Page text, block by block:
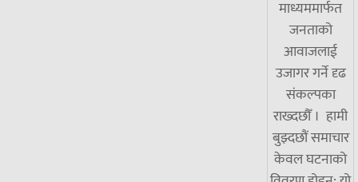
माध्यममार्फत
जनताको
आवाजलाई
उजागर गर्ने दृढ
संकल्पका
राख्दछौँ । हामी
बुझ्दछौं समाचार
केवल घटनाको